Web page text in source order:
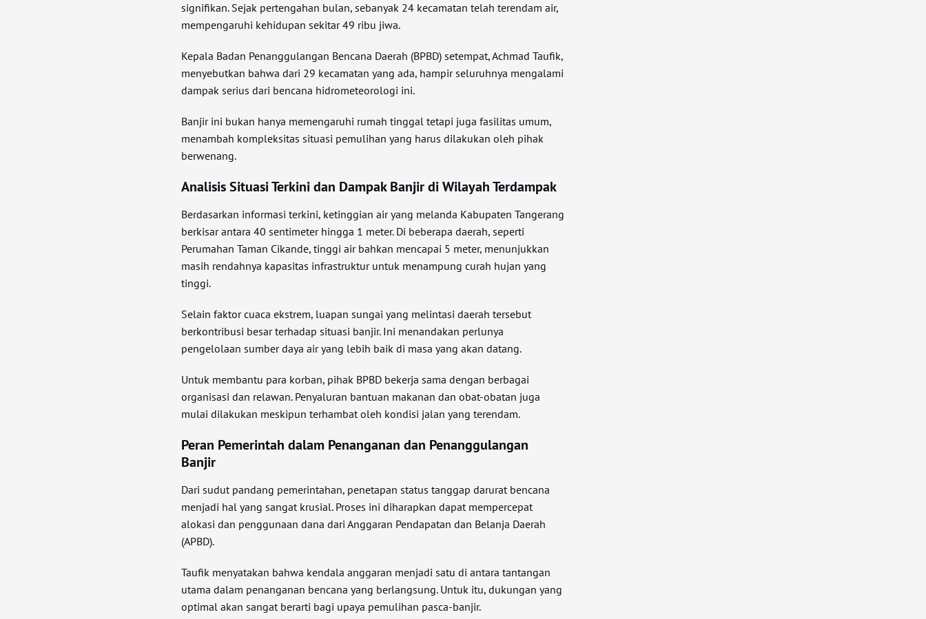
signifikan. Sejak pertengahan bulan, sebanyak 24 kecamatan telah terendam air,
mempengaruhi kehidupan sekitar 49 ribu jiwa.
Kepala Badan Penanggulangan Bencana Daerah (BPBD) setempat, Achmad Taufik,
menyebutkan bahwa dari 29 kecamatan yang ada, hampir seluruhnya mengalami
dampak serius dari bencana hidrometeorologi ini.
Banjir ini bukan hanya memengaruhi rumah tinggal tetapi juga fasilitas umum,
menambah kompleksitas situasi pemulihan yang harus dilakukan oleh pihak
berwenang.
Analisis Situasi Terkini dan Dampak Banjir di Wilayah Terdampak
Berdasarkan informasi terkini, ketinggian air yang melanda Kabupaten Tangerang
berkisar antara 40 sentimeter hingga 1 meter. Di beberapa daerah, seperti
Perumahan Taman Cikande, tinggi air bahkan mencapai 5 meter, menunjukkan
masih rendahnya kapasitas infrastruktur untuk menampung curah hujan yang
tinggi.
Selain faktor cuaca ekstrem, luapan sungai yang melintasi daerah tersebut
berkontribusi besar terhadap situasi banjir. Ini menandakan perlunya
pengelolaan sumber daya air yang lebih baik di masa yang akan datang.
Untuk membantu para korban, pihak BPBD bekerja sama dengan berbagai
organisasi dan relawan. Penyaluran bantuan makanan dan obat-obatan juga
mulai dilakukan meskipun terhambat oleh kondisi jalan yang terendam.
Peran Pemerintah dalam Penanganan dan Penanggulangan
Banjir
Dari sudut pandang pemerintahan, penetapan status tanggap darurat bencana
menjadi hal yang sangat krusial. Proses ini diharapkan dapat mempercepat
alokasi dan penggunaan dana dari Anggaran Pendapatan dan Belanja Daerah
(APBD).
Taufik menyatakan bahwa kendala anggaran menjadi satu di antara tantangan
utama dalam penanganan bencana yang berlangsung. Untuk itu, dukungan yang
optimal akan sangat berarti bagi upaya pemulihan pasca-banjir.